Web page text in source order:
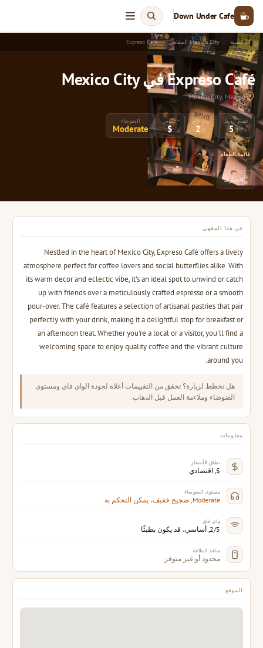
Down Under Cafe
الرئيسية Mexico City المقاهي Expreso Café
Expreso Café في Mexico City
Mexico City, Mexico
تقييم العمل
5/10
واي فاي
2/5
السعر
$
الضوضاء
Moderate
قائمة الطعام
شارك
عن هذا المقهى
Nestled in the heart of Mexico City, Expreso Café offers a lively
atmosphere perfect for coffee lovers and social butterflies alike. With
its warm decor and eclectic vibe, it's an ideal spot to unwind or catch
up with friends over a meticulously crafted espresso or a smooth
pour-over. The café features a selection of artisanal pastries that pair
perfectly with your drink, making it a delightful stop for breakfast or
an afternoon treat. Whether you're a local or a visitor, you'll find a
welcoming space to enjoy quality coffee and the vibrant culture
around you.
هل تخطط لزيارة؟ تحقق من التقييمات أعلاه لجودة الواي فاي ومستوى
الضوضاء وملاءمة العمل قبل الذهاب.
معلومات
نطاق الأسعار
$, اقتصادي
مستوى الضوضاء
Moderate, ضجيج خفيف، يمكن التحكم به
واي فاي
2/5, أساسي، قد يكون بطيئًا
منافذ الطاقة
محدود أو غير متوفر
الموقع